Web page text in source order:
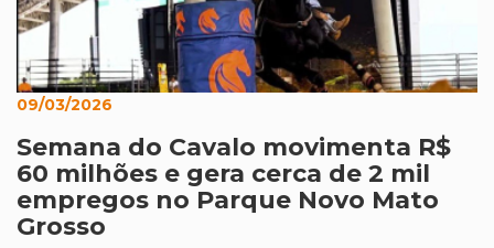
09/03/2026
Semana do Cavalo movimenta R$
60 milhões e gera cerca de 2 mil
empregos no Parque Novo Mato
Grosso